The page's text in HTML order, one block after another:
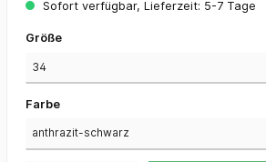
Sofort verfügbar, Lieferzeit: 5-7 Tage
Größe
Farbe